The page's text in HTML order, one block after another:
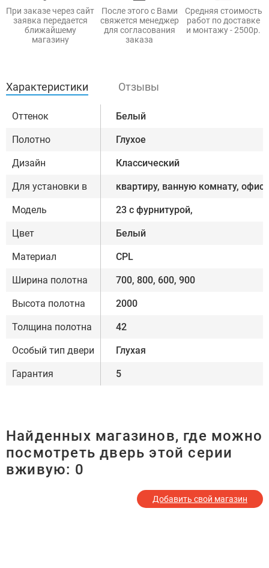
При заказе через сайт
заявка передается
ближайшему
магазину
После этого с Вами
свяжется менеджер
для согласования
заказа
Средняя стоимость
работ по доставке
и монтажу - 2500р.
Характеристики Отзывы
Оттенок Белый
Полотно Глухое
Дизайн Классический
Для установки в квартиру, ванную комнату, офис
Модель 23 с фурнитурой,
Цвет Белый
Материал CPL
Ширина полотна 700, 800, 600, 900
Высота полотна 2000
Толщина полотна 42
Особый тип двери Глухая
Гарантия 5
Найденных магазинов, где можно
посмотреть дверь этой серии
вживую: 0
Добавить свой магазин